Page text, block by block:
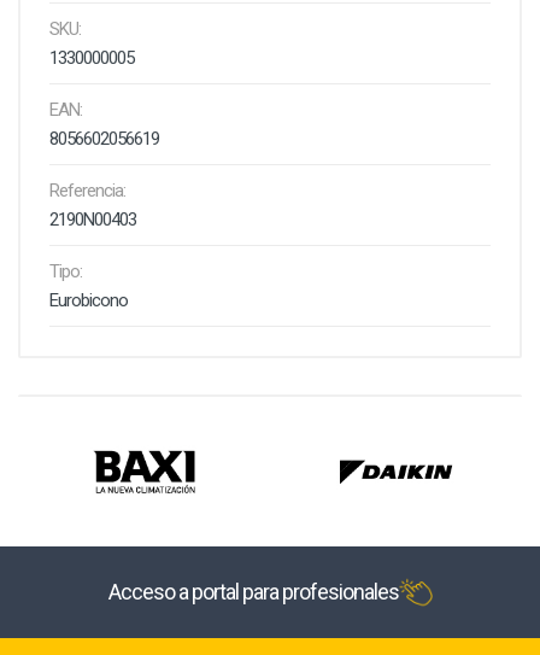
SKU:
1330000005
EAN:
8056602056619
Referencia:
2190N00403
Tipo:
Eurobicono
Acceso a portal para profesionales